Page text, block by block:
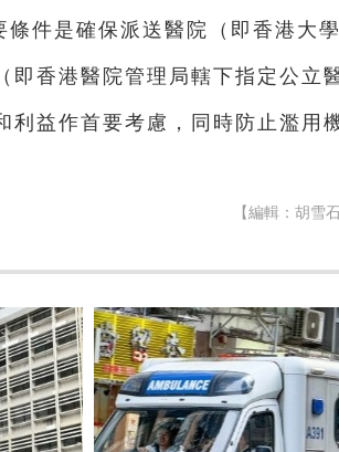
件是確保派送醫院（即香港大學
即香港醫院管理局轄下指定公立
利益作首要考慮，同時防止濫用
【編輯：胡雪石